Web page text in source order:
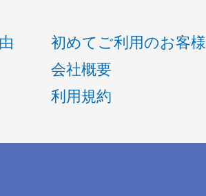
初めてご利用のお客様
会社概要
利用規約